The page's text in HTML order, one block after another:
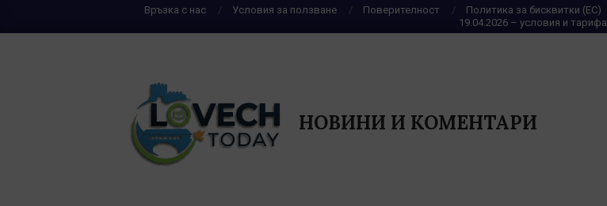
Връзка с нас Условия за ползване Поверителност Политика за бисквитки (ЕС)
19.04.2026 – условия и тарифа
НОВИНИ И КОМЕНТАРИ